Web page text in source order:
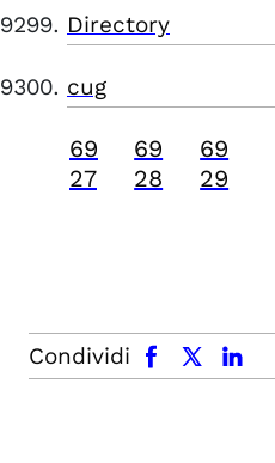
Directory
cug
69
27
69
28
69
29
Condividi
facebook x.com linkedin